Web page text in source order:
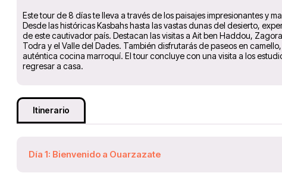
Este tour de 8 días te lleva a través de los paisajes impresionantes y
Desde las históricas Kasbahs hasta las vastas dunas del desierto,
de este cautivador país. Destacan las visitas a Ait ben Haddou,
Todra y el Valle del Dades. También disfrutarás de paseos en
auténtica cocina marroquí. El tour concluye con una visita a los
regresar a casa.
Itinerario
Día 1: Bienvenido a Ouarzazate